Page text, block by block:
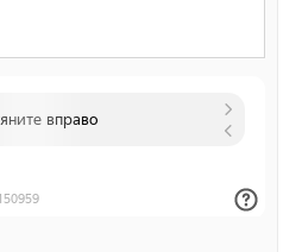
одним из крупнейших
панельных радиаторов,
и кондиционирования
в течение 20 лет.
в более чем 40 стран на 4